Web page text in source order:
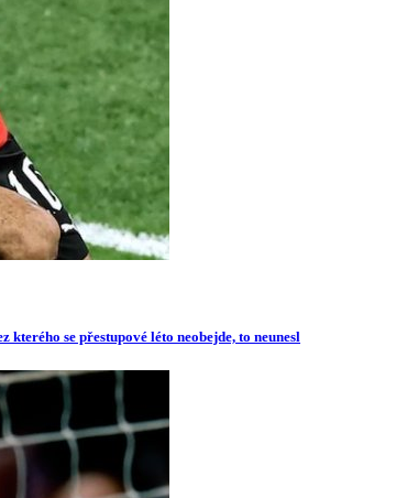
se přestupové léto neobejde, to neunesl